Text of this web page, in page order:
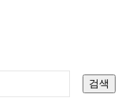
검색